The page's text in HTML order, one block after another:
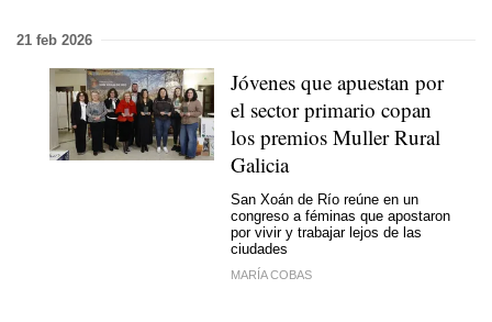
21 feb 2026
Jóvenes que apuestan por
el sector primario copan
los premios Muller Rural
Galicia
San Xoán de Río reúne en un
congreso a féminas que apostaron
por vivir y trabajar lejos de las
ciudades
MARÍA COBAS